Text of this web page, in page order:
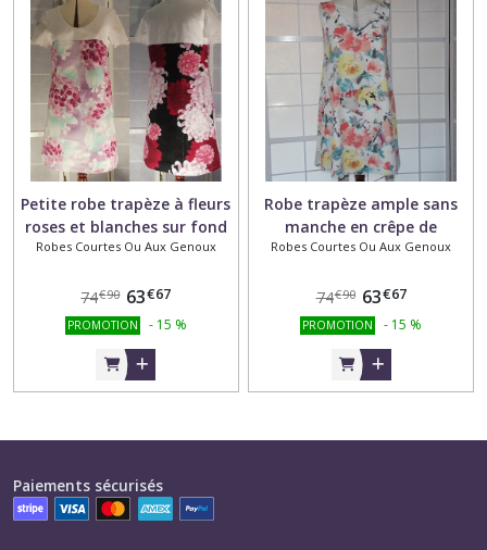
Petite robe trapèze à fleurs
roses et blanches sur fond
noir ou rose à manches
Robes Courtes Ou Aux Genoux
74€90 63€67
PROMOTION - 15 %
Robe trapèze ample sans
manche en crêpe de
polyester blanc avec motifs
jaune, rose et bleu
Robes Courtes Ou Aux Genoux
74€90 63€67
PROMOTION - 15 %
Paiements sécurisés